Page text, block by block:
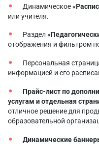
Динамическое
или учителя.
Раздел
отображения и фильтром
Персональная
информацией и его
Прайс-лист по
услугам и отдельная
отличное решение для
образовательной
Динамические